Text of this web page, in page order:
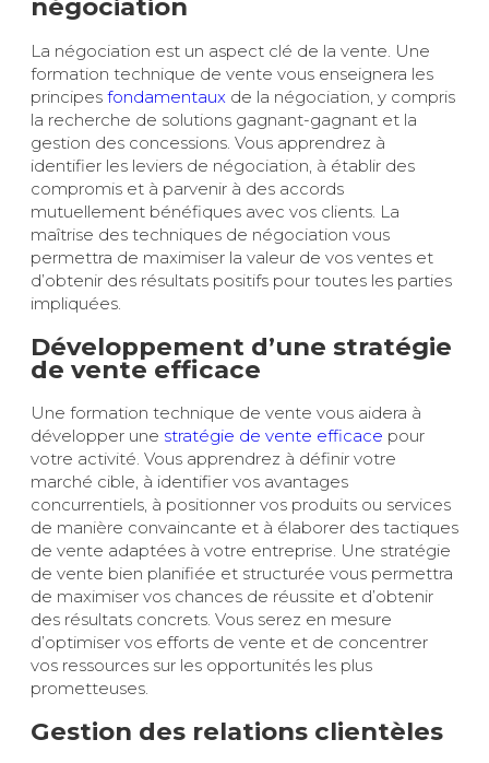
négociation
La négociation est un aspect clé de la vente. Une
formation technique de vente vous enseignera les
principes fondamentaux de la négociation, y compris
la recherche de solutions gagnant-gagnant et la
gestion des concessions. Vous apprendrez à
identifier les leviers de négociation, à établir des
compromis et à parvenir à des accords
mutuellement bénéfiques avec vos clients. La
maîtrise des techniques de négociation vous
permettra de maximiser la valeur de vos ventes et
d’obtenir des résultats positifs pour toutes les parties
impliquées.
Développement d’une stratégie
de vente efficace
Une formation technique de vente vous aidera à
développer une stratégie de vente efficace pour
votre activité. Vous apprendrez à définir votre
marché cible, à identifier vos avantages
concurrentiels, à positionner vos produits ou services
de manière convaincante et à élaborer des tactiques
de vente adaptées à votre entreprise. Une stratégie
de vente bien planifiée et structurée vous permettra
de maximiser vos chances de réussite et d’obtenir
des résultats concrets. Vous serez en mesure
d’optimiser vos efforts de vente et de concentrer
vos ressources sur les opportunités les plus
prometteuses.
Gestion des relations clientèles